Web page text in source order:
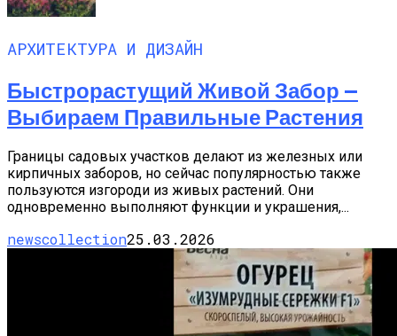
АРХИТЕКТУРА И ДИЗАЙН
Быстрорастущий Живой Забор —
Выбираем Правильные Растения
Границы садовых участков делают из железных или
кирпичных заборов, но сейчас популярностью также
пользуются изгороди из живых растений. Они
одновременно выполняют функции и украшения,...
newscollection25.03.2026